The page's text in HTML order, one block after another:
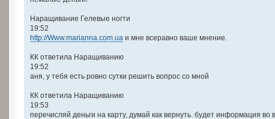
Наращивание Гелевые ногти
19:52
http://Www.marianna.com.ua и мне всеравно ваше мнение.
КК ответила Наращиванию
19:52
аня, у тебя есть ровно сутки решить вопрос со мной
КК ответила Наращиванию
19:53
перечисляй деньги на карту, думай как вернуть. будет информация